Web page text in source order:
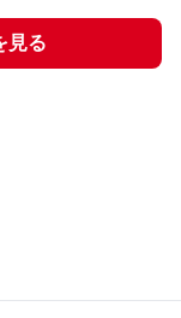
見る